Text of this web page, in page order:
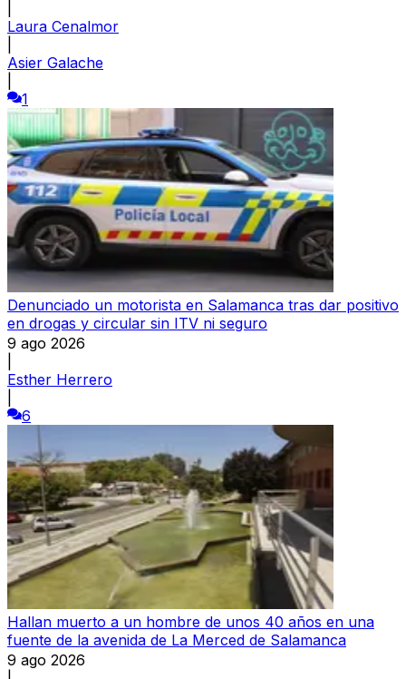
Laura Cenalmor
Asier Galache
1
Denunciado un motorista en Salamanca tras dar positivo
en drogas y circular sin ITV ni seguro
9 ago 2026
Esther Herrero
6
Hallan muerto a un hombre de unos 40 años en una
fuente de la avenida de La Merced de Salamanca
9 ago 2026